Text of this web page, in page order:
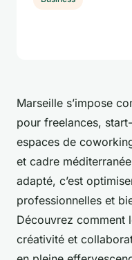
Marseille s’impose
pour freelances,
espaces de
et cadre
adapté, c’est
professionnelles et
Découvrez comment
créativité et